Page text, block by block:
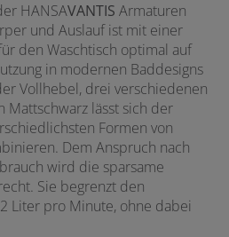
HANSAVANTIS Armaturen
und Auslauf ist mit einer
den Waschtisch optimal auf
in modernen Baddesigns
Vollhebel, drei verschiedenen
Mattschwarz lässt sich der
Formen von
Dem Anspruch nach
wird die sparsame
Sie begrenzt den
Liter pro Minute, ohne dabei